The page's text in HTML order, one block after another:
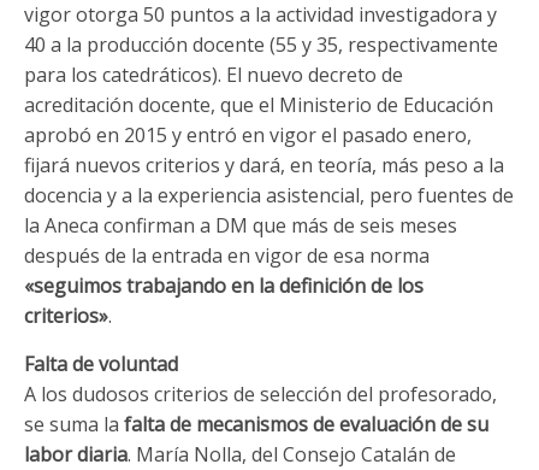
vigor otorga 50 puntos a la actividad investigadora y
40 a la producción docente (55 y 35, respectivamente
para los catedráticos). El nuevo decreto de
acreditación docente, que el Ministerio de Educación
aprobó en 2015 y entró en vigor el pasado enero,
fijará nuevos criterios y dará, en teoría, más peso a la
docencia y a la experiencia asistencial, pero fuentes de
la Aneca confirman a DM que más de seis meses
después de la entrada en vigor de esa norma
«seguimos trabajando en la definición de los
criterios».
Falta de voluntad
A los dudosos criterios de selección del profesorado,
se suma la falta de mecanismos de evaluación de su
labor diaria. María Nolla, del Consejo Catalán de